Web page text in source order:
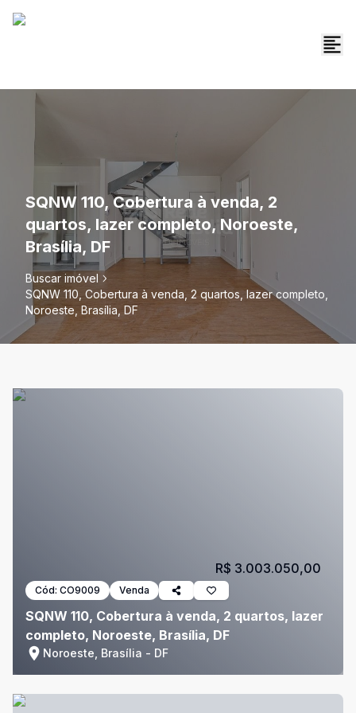
SQNW 110, Cobertura à venda, 2
quartos, lazer completo, Noroeste,
Brasília, DF
Buscar imóvel
SQNW 110, Cobertura à venda, 2 quartos, lazer completo,
Noroeste, Brasília, DF
Cód: CO9009 Venda
SQNW 110, Cobertura à venda, 2 quartos, lazer
completo, Noroeste, Brasília, DF
Noroeste, Brasília - DF
R$ 3.003.050,00